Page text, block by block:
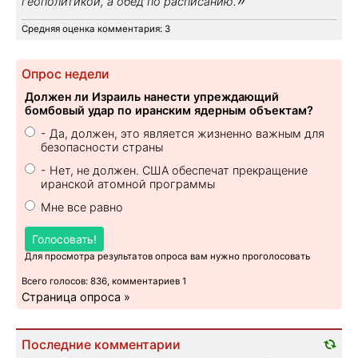
Средняя оценка комментария: 3
Опрос недели
Должен ли Израиль нанести упреждающий
бомбовый удар по иранским ядерным объектам?
- Да, должен, это является жизненно важным для
безопасности страны
- Нет, не должен. США обеспечат прекращение
иранской атомной программы
Мне все равно
Голосовать!
Для просмотра результатов опроса вам нужно проголосовать
Всего голосов: 836, комментариев 1
Страница опроса »
Последние комментарии